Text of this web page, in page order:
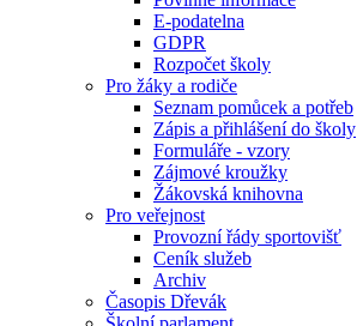
E-podatelna
GDPR
Rozpočet školy
Pro žáky a rodiče
Seznam pomůcek a potřeb
Zápis a přihlášení do školy
Formuláře - vzory
Zájmové kroužky
Žákovská knihovna
Pro veřejnost
Provozní řády sportovišť
Ceník služeb
Archiv
Časopis Dřevák